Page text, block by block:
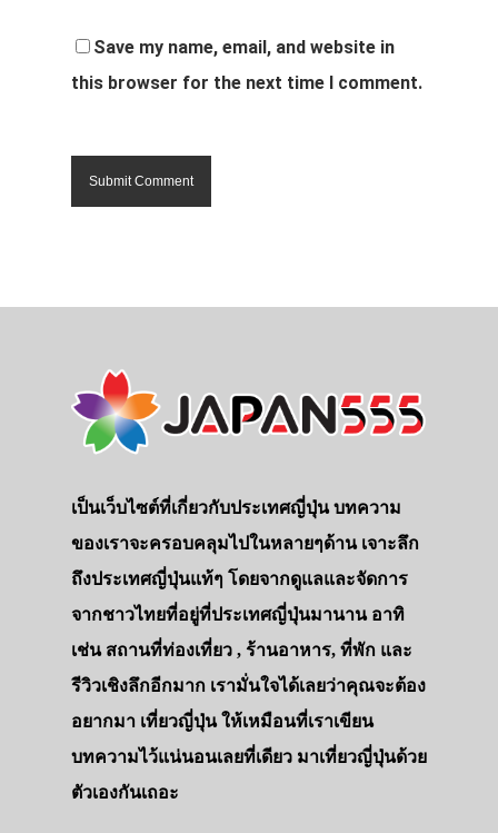
Save my name, email, and website in
this browser for the next time I comment.
เป็นเว็บไซต์ที่เกี่ยวกับประเทศญี่ปุ่น บทความ
ของเราจะครอบคลุมไปในหลายๆด้าน เจาะลึก
ถึงประเทศญี่ปุ่นแท้ๆ โดยจากดูแลและจัดการ
จากชาวไทยที่อยู่ที่ประเทศญี่ปุ่นมานาน อาทิ
เช่น สถานที่ท่องเที่ยว , ร้านอาหาร, ที่พัก และ
รีวิวเชิงลึกอีกมาก เรามั่นใจได้เลยว่าคุณจะต้อง
อยากมา เที่ยวญี่ปุ่น ให้เหมือนที่เราเขียน
บทความไว้แน่นอนเลยที่เดียว มาเที่ยวญี่ปุ่นด้วย
ตัวเองกันเถอะ